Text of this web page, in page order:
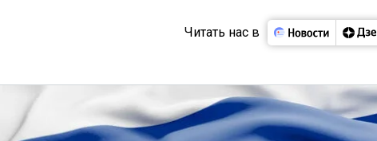
Читать нас в